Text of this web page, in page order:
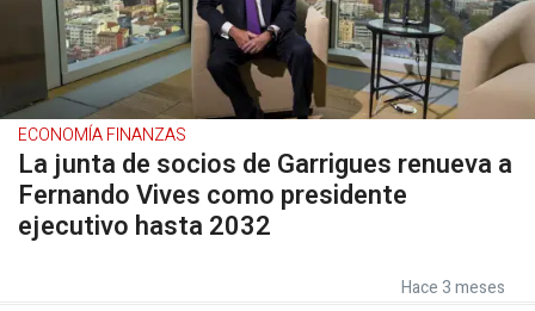
ECONOMÍA FINANZAS
La junta de socios de Garrigues renueva a
Fernando Vives como presidente
ejecutivo hasta 2032
Hace 3 meses